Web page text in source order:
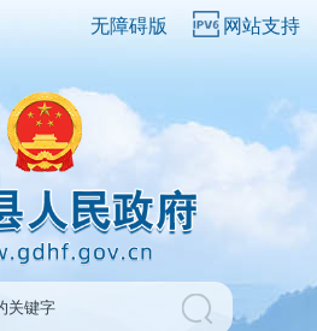
无障碍版 网站支持